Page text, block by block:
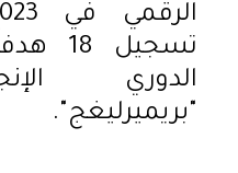
الدوري
"بريميرليغج".